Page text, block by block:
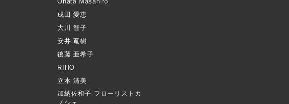
成田 愛恵
大川 智子
安井 竜樹
後藤 亜希子
RIHO
立本 清美
加納佐和子 フローリストカ